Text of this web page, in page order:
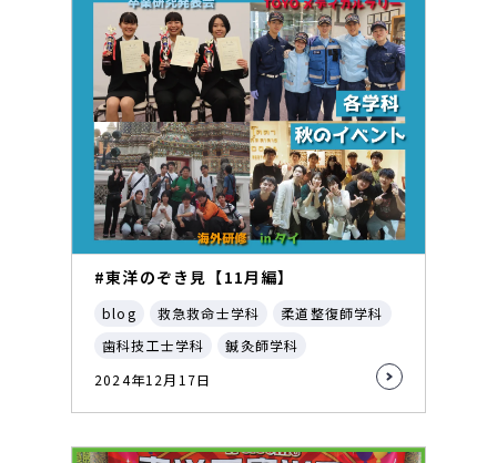
#東洋のぞき見【11月編】
blog 救急救命士学科
柔道整復師学科
歯科技工士学科
鍼灸師学科
2024年12月17日